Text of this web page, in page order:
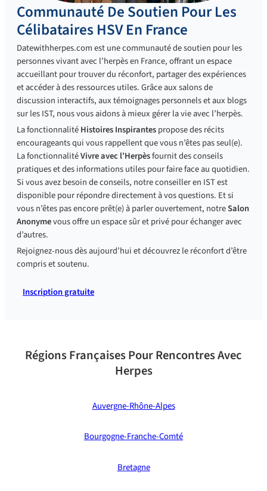
Communauté De Soutien Pour Les
Célibataires HSV En France
Datewithherpes.com est une communauté de soutien pour les
personnes vivant avec l’herpès en France, offrant un espace
accueillant pour trouver du réconfort, partager des expériences
et accéder à des ressources utiles. Grâce aux salons de
discussion interactifs, aux témoignages personnels et aux blogs
sur les IST, nous vous aidons à mieux gérer la vie avec l’herpès.
La fonctionnalitéHistoires Inspirantespropose des récits
encourageants qui vous rappellent que vous n’êtes pas seul(e).
La fonctionnalitéVivre avec l’Herpèsfournit des conseils
pratiques et des informations utiles pour faire face au quotidien.
Si vous avez besoin de conseils, notre conseiller en IST est
disponible pour répondre directement à vos questions. Et si
vous n’êtes pas encore prêt(e) à parler ouvertement, notreSalon
Anonymevous offre un espace sûr et privé pour échanger avec
d’autres.
Rejoignez-nous dès aujourd’hui et découvrez le réconfort d’être
compris et soutenu.
Inscription gratuite
Régions Françaises Pour Rencontres Avec
Herpes
Auvergne-Rhône-Alpes
Bourgogne-Franche-Comté
Bretagne